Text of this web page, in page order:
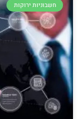
חשבוניות ירוקות